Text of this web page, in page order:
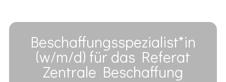
Beschaffungsspezialist*in
(w/m/d) für das Referat
Zentrale Beschaffung